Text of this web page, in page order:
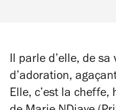
Il parle d’elle, de sa
d’adoration,
Elle, c’est la